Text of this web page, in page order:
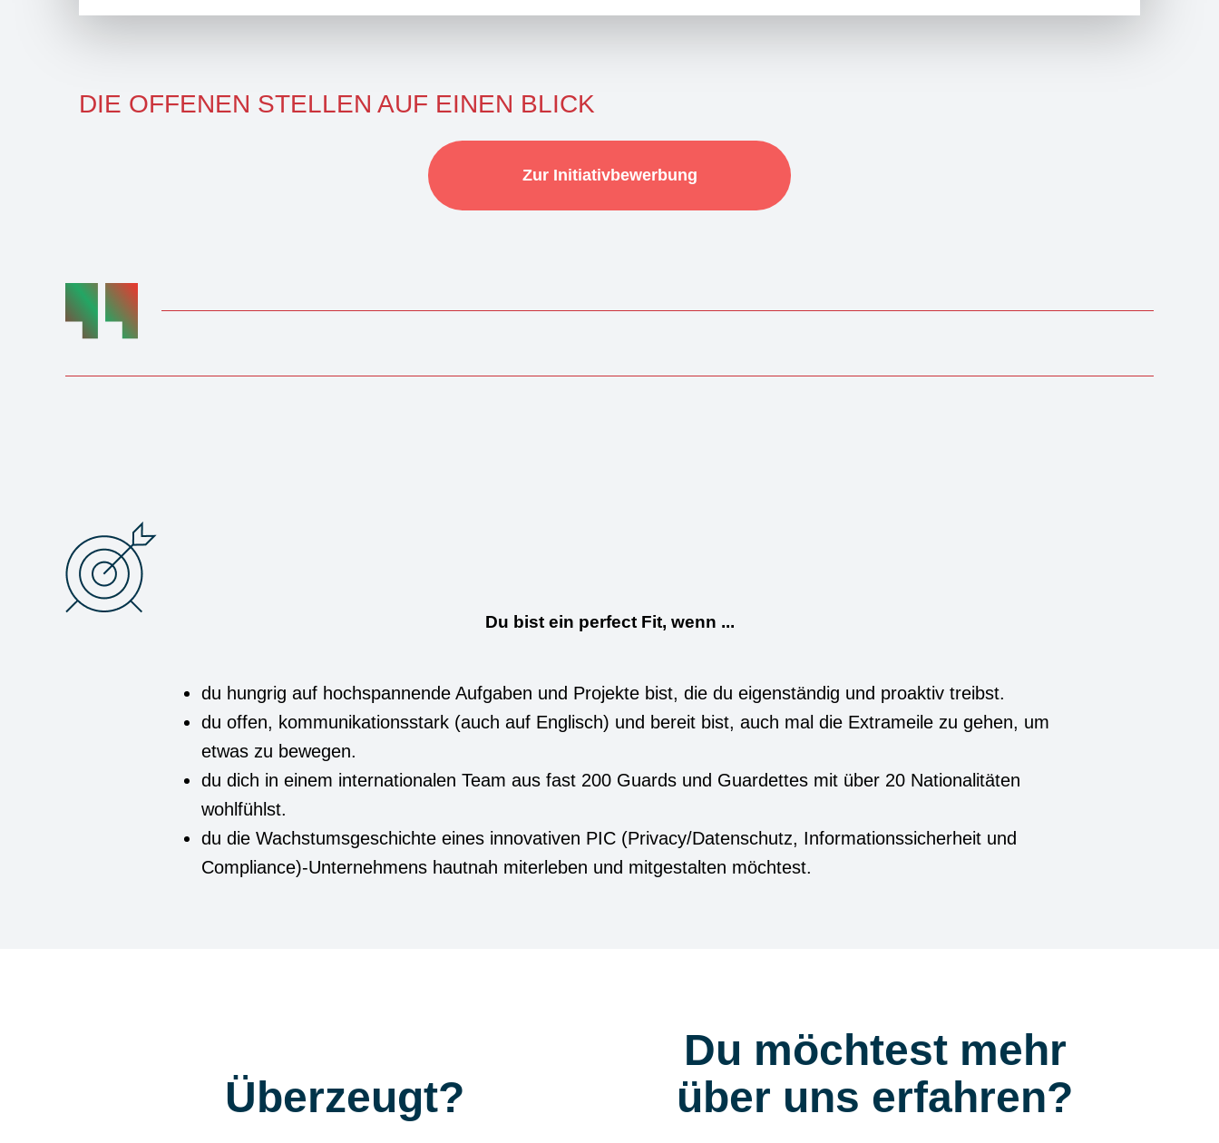
DIE OFFENEN STELLEN AUF EINEN BLICK
Zur Initiativbewerbung
Du bist ein perfect Fit, wenn ...
du hungrig auf hochspannende Aufgaben und Projekte bist, die du eigenständig und proaktiv treibst.
du offen, kommunikationsstark (auch auf Englisch) und bereit bist, auch mal die Extrameile zu gehen, um
etwas zu bewegen.
du dich in einem internationalen Team aus fast 200 Guards und Guardettes mit über 20 Nationalitäten
wohlfühlst.
du die Wachstumsgeschichte eines innovativen PIC (Privacy/Datenschutz, Informationssicherheit und
Compliance)-Unternehmens hautnah miterleben und mitgestalten möchtest.
Überzeugt?
Du möchtest mehr
über uns erfahren?